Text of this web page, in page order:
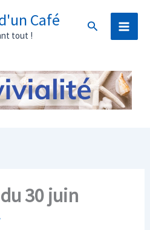
Café
tout !
Rechercher
30 juin